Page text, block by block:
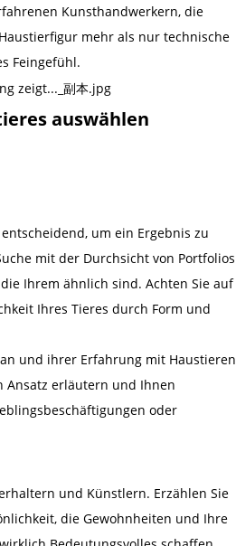
Kunsthandwerkern, die
mehr als nur technische
Feingefühl.
auswählen
um ein Ergebnis zu
mit der Durchsicht von Portfolios
Ihrem ähnlich sind. Achten Sie auf
Ihres Tieres durch Form und
und ihrer Erfahrung mit Haustieren
Ansatz erläutern und Ihnen
oder
und Künstlern. Erzählen Sie
die Gewohnheiten und Ihre